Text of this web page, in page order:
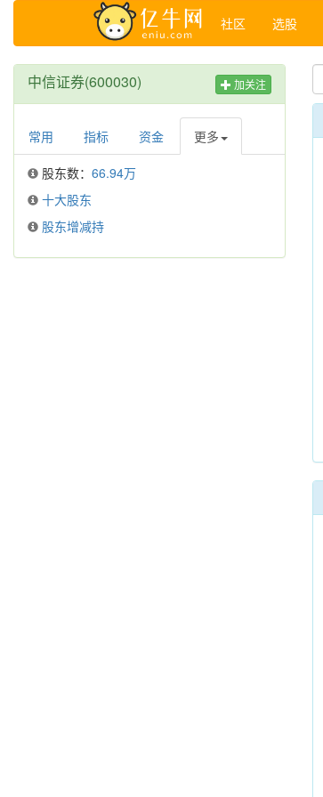
社区 选股
中信证券(600030) 加关注
常用 指标 资金 更多
股东数： 66.94万
十大股东
股东增减持